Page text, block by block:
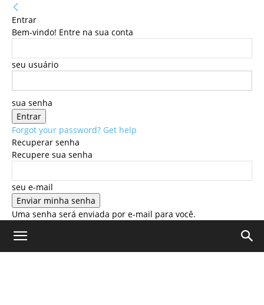
Entrar
Bem-vindo! Entre na sua conta
seu usuário
sua senha
Forgot your password? Get help
Recuperar senha
Recupere sua senha
seu e-mail
Uma senha será enviada por e-mail para você.